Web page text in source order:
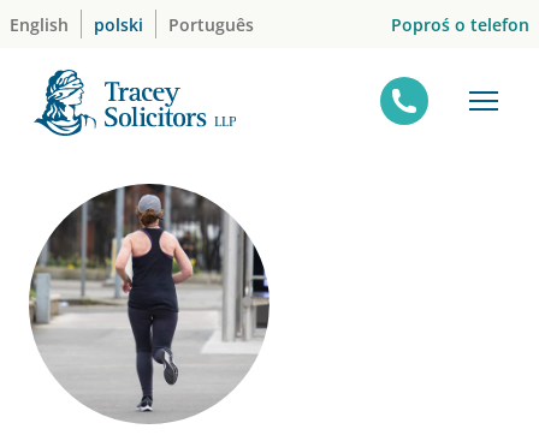
Skip
content
English polski Português Poproś o telefon